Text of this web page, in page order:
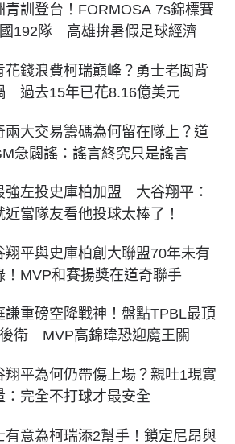
青訓登台！FORMOSA 7s錦標賽
192隊 高雄拚暑假足球經濟
花錢浪費柯瑞巔峰？勇士老闆背
過去15年已花8.16億美元
兩大交易籌碼為何留在隊上？道
急闢謠：謠言終究只是謠言
強左投史庫柏加盟 大谷翔平：
近當隊友看他投球太棒了！
翔平與史庫柏創大聯盟70年未有
！MVP和賽揚獎在道奇聯手
謙重磅空降戰神！盤點TPBL最頂
衛 MVP高錦瑋恐迎魔王關
翔平為何仍帶傷上場？親吐1現實
：完全不打球才最安全
有意為柯瑞添2幫手！鎖定尼昂與